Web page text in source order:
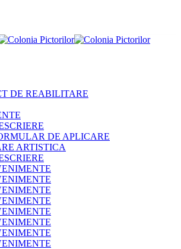
DE REABILITARE
DE APLICARE
ARTISTICA